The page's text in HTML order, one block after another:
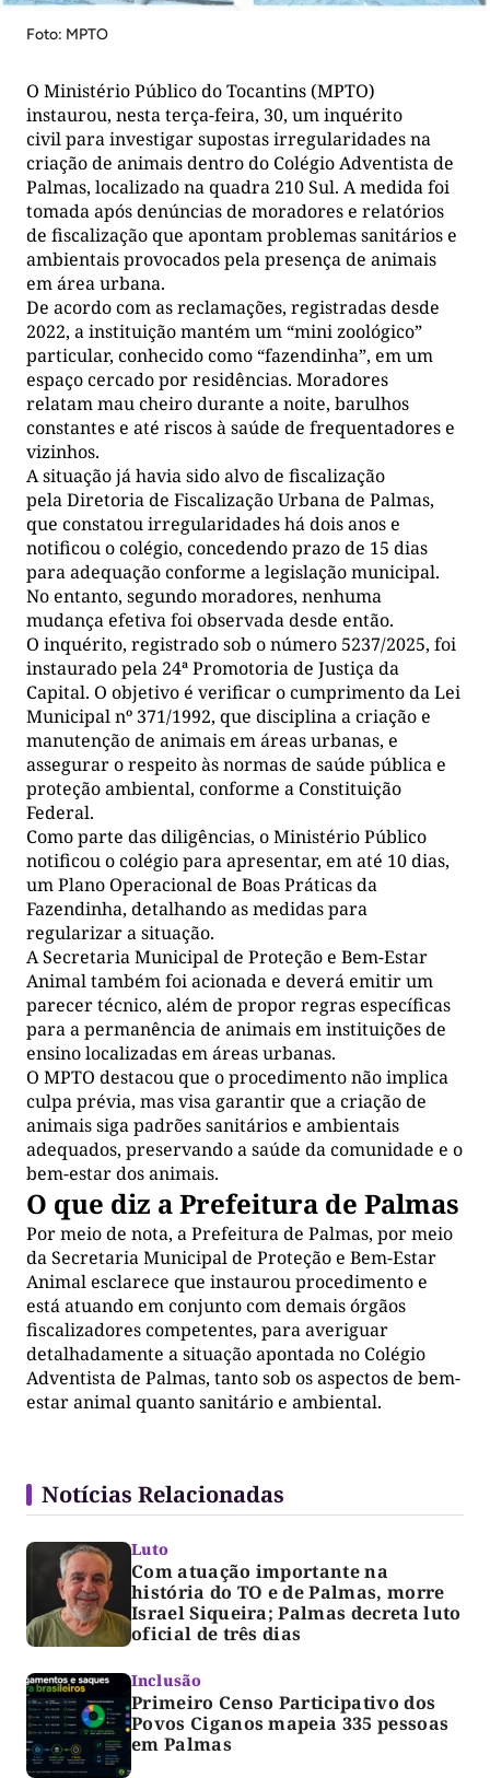
Foto: MPTO
O Ministério Público do Tocantins (MPTO)
instaurou, nesta terça-feira, 30, um inquérito
civil para investigar supostas irregularidades na
criação de animais dentro do Colégio Adventista de
Palmas, localizado na quadra 210 Sul. A medida foi
tomada após denúncias de moradores e relatórios
de fiscalização que apontam problemas sanitários e
ambientais provocados pela presença de animais
em área urbana.
De acordo com as reclamações, registradas desde
2022, a instituição mantém um “mini zoológico”
particular, conhecido como “fazendinha”, em um
espaço cercado por residências. Moradores
relatam mau cheiro durante a noite, barulhos
constantes e até riscos à saúde de frequentadores e
vizinhos.
A situação já havia sido alvo de fiscalização
pela Diretoria de Fiscalização Urbana de Palmas,
que constatou irregularidades há dois anos e
notificou o colégio, concedendo prazo de 15 dias
para adequação conforme a legislação municipal.
No entanto, segundo moradores, nenhuma
mudança efetiva foi observada desde então.
O inquérito, registrado sob o número 5237/2025, foi
instaurado pela 24ª Promotoria de Justiça da
Capital. O objetivo é verificar o cumprimento da Lei
Municipal nº 371/1992, que disciplina a criação e
manutenção de animais em áreas urbanas, e
assegurar o respeito às normas de saúde pública e
proteção ambiental, conforme a Constituição
Federal.
Como parte das diligências, o Ministério Público
notificou o colégio para apresentar, em até 10 dias,
um Plano Operacional de Boas Práticas da
Fazendinha, detalhando as medidas para
regularizar a situação.
A Secretaria Municipal de Proteção e Bem-Estar
Animal também foi acionada e deverá emitir um
parecer técnico, além de propor regras específicas
para a permanência de animais em instituições de
ensino localizadas em áreas urbanas.
O MPTO destacou que o procedimento não implica
culpa prévia, mas visa garantir que a criação de
animais siga padrões sanitários e ambientais
adequados, preservando a saúde da comunidade e o
bem-estar dos animais.
O que diz a Prefeitura de Palmas
Por meio de nota, a Prefeitura de Palmas, por meio
da Secretaria Municipal de Proteção e Bem-Estar
Animal esclarece que instaurou procedimento e
está atuando em conjunto com demais órgãos
fiscalizadores competentes, para averiguar
detalhadamente a situação apontada no Colégio
Adventista de Palmas, tanto sob os aspectos de bem-
estar animal quanto sanitário e ambiental.
Notícias Relacionadas
Luto
Com atuação importante na
história do TO e de Palmas, morre
Israel Siqueira; Palmas decreta luto
oficial de três dias
Inclusão
Primeiro Censo Participativo dos
Povos Ciganos mapeia 335 pessoas
em Palmas